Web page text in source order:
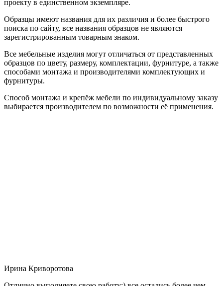
проекту в единственном экземпляре.
Образцы имеют названия для их различия и более быстрого
поиска по сайту, все названия образцов не являются
зарегистрированным товарным знаком.
Все мебельные изделия могут отличаться от представленных
образцов по цвету, размеру, комплектации, фурнитуре, а также
способами монтажа и производителями комплектующих и
фурнитуры.
Способ монтажа и крепёж мебели по индивидуальному заказу
выбирается производителем по возможности её применения.
Ирина Криворотова